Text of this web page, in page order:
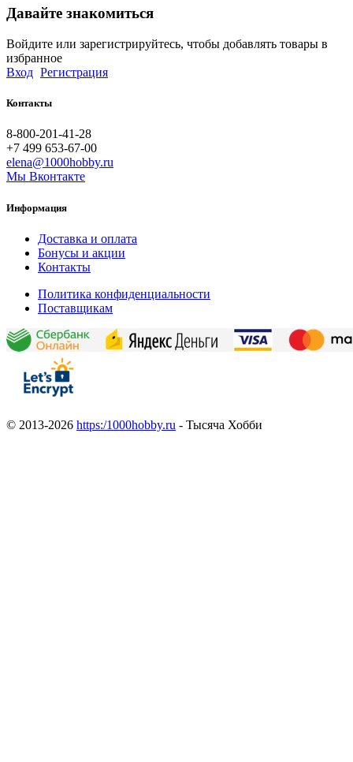
Давайте знакомиться
Войдите или зарегистрируйтесь, чтобы добавлять товары в
избранное
Вход Регистрация
Контакты
8-800-201-41-28
+7 499 653-67-00
elena@1000hobby.ru
Мы Вконтакте
Информация
Доставка и оплата
Бонусы и акции
Контакты
Политика конфиденциальности
Поставщикам
© 2013-2026 https:/1000hobby.ru - Тысяча Хобби